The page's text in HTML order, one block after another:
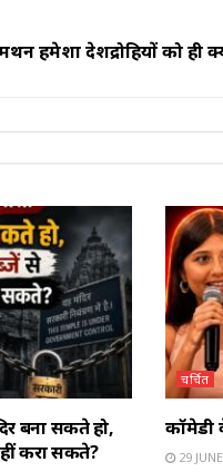
हमेशा देशद्रोहियों को ही
बना सकते हो,
करा सकते?
चर्चित
कॉमेडी
29